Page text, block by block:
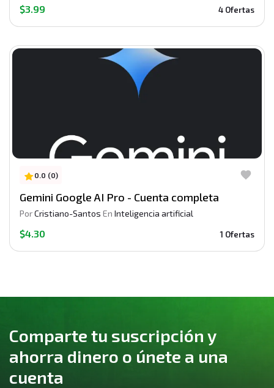
$3.99 4 Ofertas
0.0 (0)
Gemini Google AI Pro - Cuenta completa
PorCristiano-Santos En Inteligencia artificial
$4.30 1 Ofertas
Comparte tu suscripción y
ahorra dinero o únete a una
cuenta